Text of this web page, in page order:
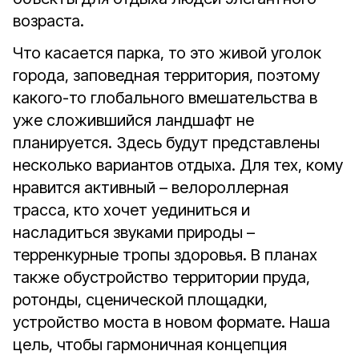
возраста.
Что касается парка, то это живой уголок
города, заповедная территория, поэтому
какого-то глобального вмешательства в
уже сложившийся ландшафт не
планируется. Здесь будут представлены
несколько вариантов отдыха. Для тех, кому
нравится активный – велороллерная
трасса, кто хочет уединиться и
насладиться звуками природы –
терренкурные тропы здоровья. В планах
также обустройство территории пруда,
ротонды, сценической площадки,
устройство моста в новом формате. Наша
цель, чтобы гармоничная концепция